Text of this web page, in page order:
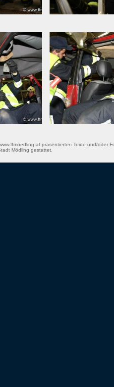
präsentierten Texte und/oder
Mödling gestattet.